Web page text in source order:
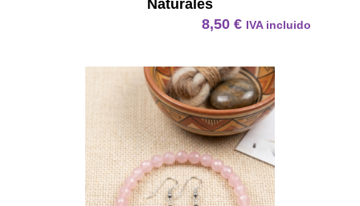
Naturales
8,50 € IVA incluido